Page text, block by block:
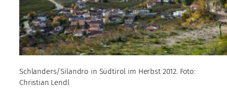
Schlanders/Silandro in Südtirol im Herbst 2012. Foto:
Christian Lendl